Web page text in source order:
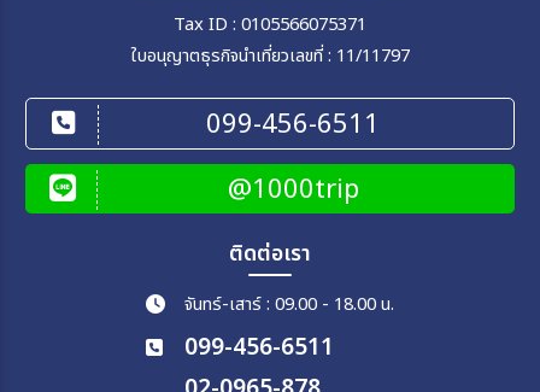
Tax ID : 0105566075371
ใบอนุญาตธุรกิจนำเที่ยวเลขที่ : 11/11797
099-456-6511
@1000trip
ติดต่อเรา
จันทร์-เสาร์ : 09.00 - 18.00 น.
099-456-6511